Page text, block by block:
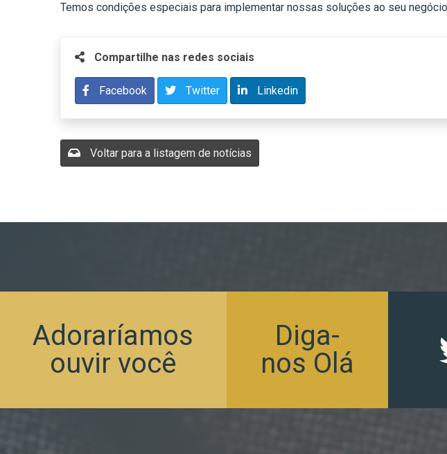
Temos condições especiais para implementar nossas soluções ao seu
Compartilhe nas redes sociais
Facebook Twitter Linkedin
Voltar para a listagem de notícias
Adoraríamos
ouvir você
Diga-
nos Olá